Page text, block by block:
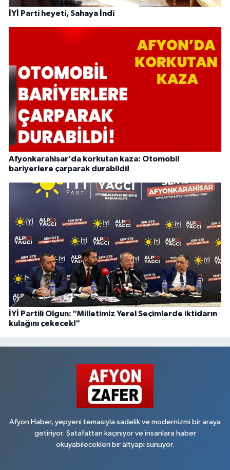
İYİ Parti heyeti, Sahaya İndi
Afyonkarahisar’da korkutan kaza: Otomobil
bariyerlere çarparak durabildi!
İYİ Partili Olgun: "Milletimiz Yerel Seçimlerde iktidarın
kulağını çekecek!"
Afyon Haber, yepyeni temasıyla sadelik ve modernizmi bir araya
getiriyor. Şatafattan kaçınıyor ve insanlara haber
okuyabilecekleri bir altyapı sunuyor.